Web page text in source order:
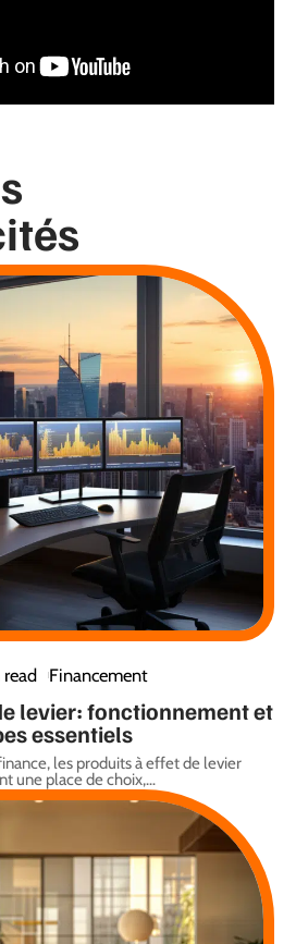
Financement
levier: fonctionnement et
essentiels
les produits à effet de levier
une place de choix,…